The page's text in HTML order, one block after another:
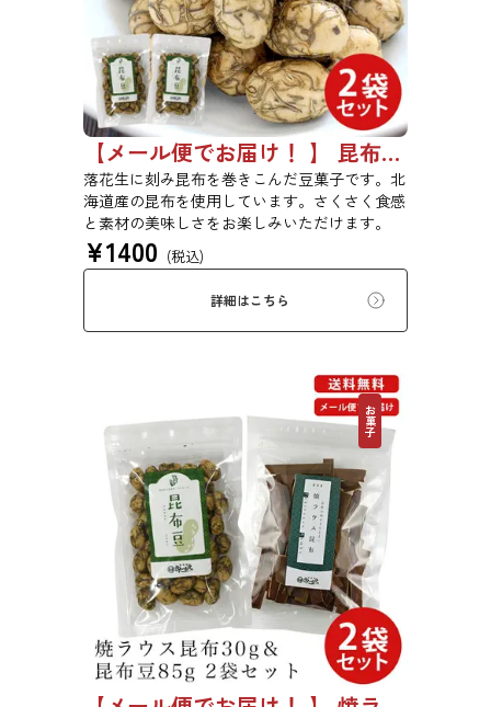
【メール便でお届け！ 】 昆布豆 85g 2袋セット
落花生に刻み昆布を巻きこんだ豆菓子です。北
海道産の昆布を使用しています。さくさく食感
と素材の美味しさをお楽しみいただけます。
¥1400 (税込)
詳細はこちら
お菓子